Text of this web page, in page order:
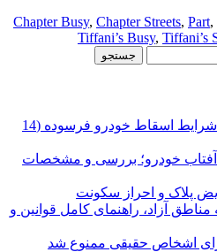
Chapter Busy, Chapter Streets, Part,
Tiffani’s Busy, Tiffani’s
راهنمای کامل مراحل و شرایط اسقاط خودرو فرسوده (14
مزدا CX-30 مدل ۲۰۲۴ آفتاب خودرو؛ بررسی و مشخصات
پلاک و احراز سکونت
آزاد، راهنمای کامل قوانین و
اشخاص حقیقی ممنوع شد